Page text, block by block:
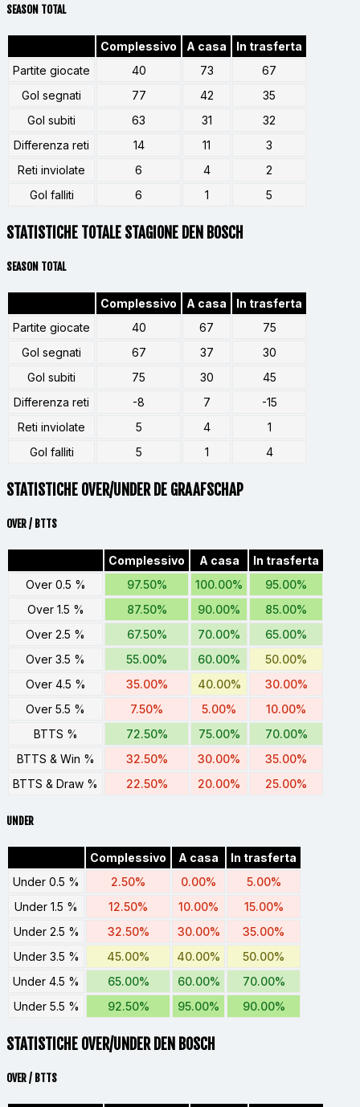
SEASON TOTAL
Complessivo A casa
In trasferta
Partite giocate
40 73
67
Gol segnati
77 42
35
Gol subiti
63 31
32
Differenza reti
14 11
3
Reti inviolate
6 4
2
Gol falliti
6 1 5
STATISTICHE TOTALE STAGIONE DEN BOSCH
SEASON TOTAL
Complessivo A casa
In trasferta
Partite giocate
40 67
75
Gol segnati
67 37
30
Gol subiti
75 30
45
Differenza reti
-8 7
-15
Reti inviolate
5 4
1
Gol falliti
5 1 4
STATISTICHE OVER/UNDER DE GRAAFSCHAP
OVER / BTTS
Complessivo A casa
In trasferta
Over 0.5 %
97.50% 100.00%
95.00%
Over 1.5 %
87.50% 90.00%
85.00%
Over 2.5 %
67.50% 70.00%
65.00%
Over 3.5 %
55.00% 60.00%
50.00%
Over 4.5 %
35.00% 40.00%
30.00%
Over 5.5 %
7.50% 5.00%
10.00%
BTTS %
72.50% 75.00%
70.00%
BTTS & Win %
32.50% 30.00%
35.00%
BTTS & Draw %
22.50% 20.00% 25.00%
UNDER
Complessivo A casa
In trasferta
Under 0.5 %
2.50% 0.00%
5.00%
Under 1.5 %
12.50% 10.00%
15.00%
Under 2.5 %
32.50% 30.00%
35.00%
Under 3.5 %
45.00% 40.00%
50.00%
Under 4.5 %
65.00% 60.00%
70.00%
Under 5.5 %
92.50% 95.00% 90.00%
STATISTICHE OVER/UNDER DEN BOSCH
OVER / BTTS